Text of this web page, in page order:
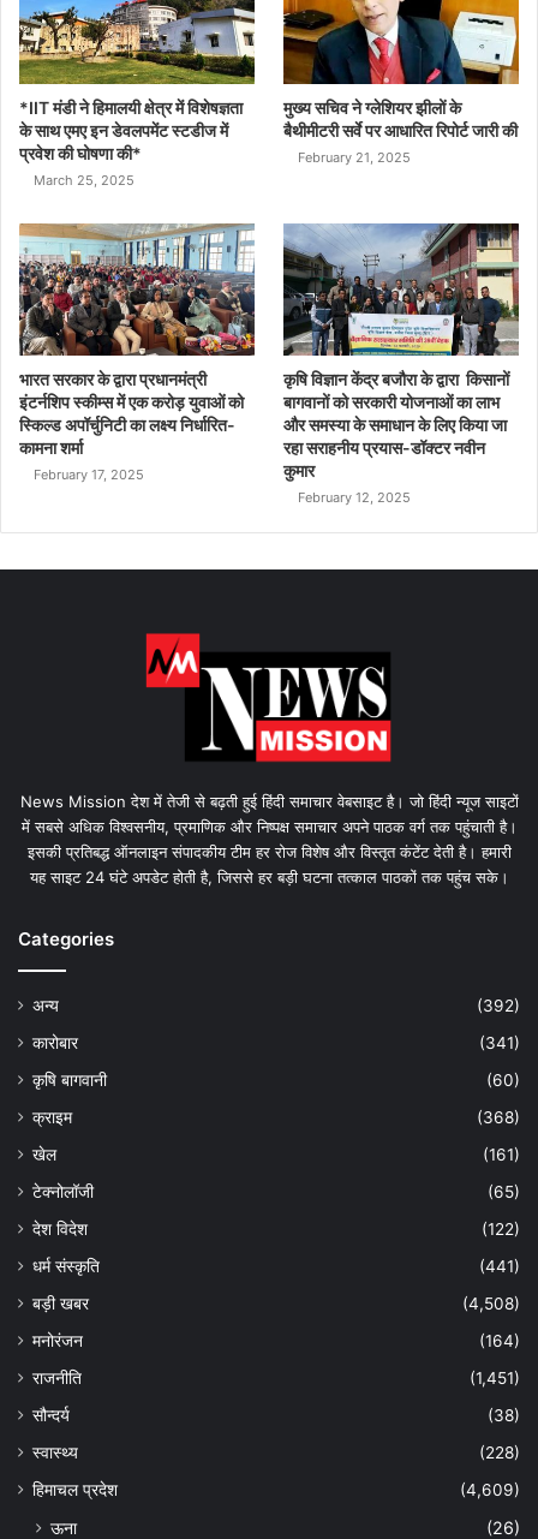
*IIT मंडी ने हिमालयी क्षेत्र में विशेषज्ञता
के साथ एमए इन डेवलपमेंट स्टडीज में
प्रवेश की घोषणा की*
March 25, 2025
मुख्य सचिव ने ग्लेशियर झीलों के
बैथीमीटरी सर्वे पर आधारित रिपोर्ट जारी की
February 21, 2025
भारत सरकार के द्वारा प्रधानमंत्री
इंटर्नशिप स्कीम्स में एक करोड़ युवाओं को
स्किल्ड अपॉर्चुनिटी का लक्ष्य निर्धारित-
कामना शर्मा
February 17, 2025
कृषि विज्ञान केंद्र बजौरा के द्वारा किसानों
बागवानों को सरकारी योजनाओं का लाभ
और समस्या के समाधान के लिए किया जा
रहा सराहनीय प्रयास-डॉक्टर नवीन
कुमार
February 12, 2025
News Mission देश में तेजी से बढ़ती हुई हिंदी समाचार वेबसाइट है। जो हिंदी न्यूज साइटों
में सबसे अधिक विश्वसनीय, प्रमाणिक और निष्पक्ष समाचार अपने पाठक वर्ग तक पहुंचाती है।
इसकी प्रतिबद्ध ऑनलाइन संपादकीय टीम हर रोज विशेष और विस्तृत कंटेंट देती है। हमारी
यह साइट 24 घंटे अपडेट होती है, जिससे हर बड़ी घटना तत्काल पाठकों तक पहुंच सके।
Categories
अन्य
(392)
कारोबार
(341)
कृषि बागवानी
(60)
क्राइम
(368)
खेल
(161)
टेक्नोलॉजी
(65)
देश विदेश
(122)
धर्म संस्कृति
(441)
बड़ी खबर
(4,508)
मनोरंजन
(164)
राजनीति
(1,451)
सौन्दर्य
(38)
स्वास्थ्य
(228)
हिमाचल प्रदेश
(4,609)
ऊना
(26)